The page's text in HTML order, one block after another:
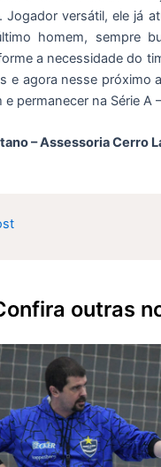
Jogador versátil, ele já
homem, sempre
a necessidade do
e agora nesse próximo
e permanecer na Série A
– Assessoria Cerro
outras